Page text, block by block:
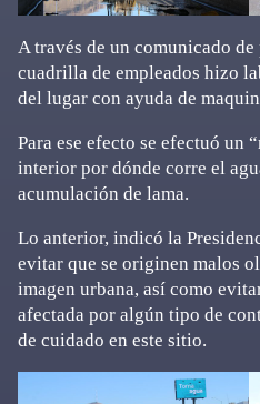
A través de un comunicado
cuadrilla de empleados hizo
del lugar con ayuda de
Para ese efecto se efectuó un
interior por dónde corre el
acumulación de lama.
Lo anterior, indicó la
evitar que se originen malos
imagen urbana, así como
afectada por algún tipo de
de cuidado en este sitio.